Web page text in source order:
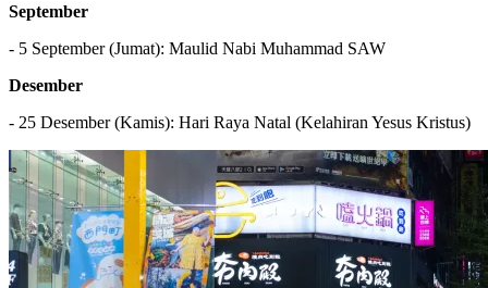
September
- 5 September (Jumat): Maulid Nabi Muhammad SAW
Desember
- 25 Desember (Kamis): Hari Raya Natal (Kelahiran Yesus Kristus)